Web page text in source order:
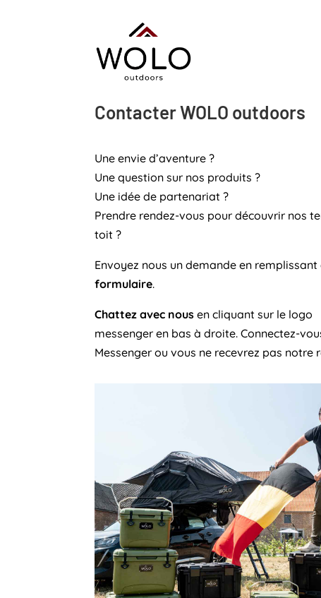
Contacter WOLO outdoors
Une envie d’aventure ?
Une question sur nos produits ?
Une idée de partenariat ?
Prendre rendez-vous pour découvrir nos
toit ?
Envoyez nous un demande en remplissant
formulaire.
Chattez avec nous en cliquant sur le logo
messenger en bas à droite. Connectez-
Messenger ou vous ne recevrez pas notre